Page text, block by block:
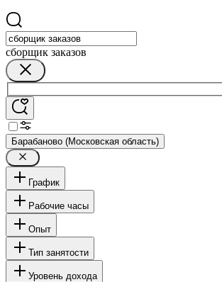
сборщик заказов
Барабаново (Московская область)
График
Рабочие часы
Опыт
Тип занятости
Уровень дохода